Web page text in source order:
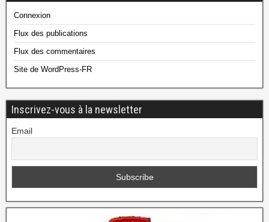
Connexion
Flux des publications
Flux des commentaires
Site de WordPress-FR
Inscrivez-vous à la newsletter
Email